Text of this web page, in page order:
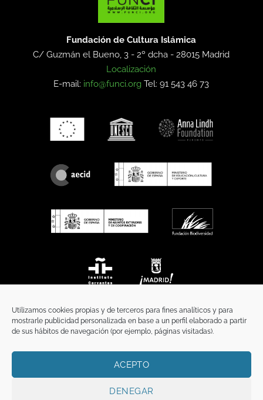
Utilizamos cookies propias y de terceros para fines analíticos y para
mostrarle publicidad personalizada en base a un perfil elaborado a partir
de sus hábitos de navegación (por ejemplo, páginas visitadas).
ACEPTO
DENEGAR
Fundación de Cultura Islámica
C/ Guzmán el Bueno, 3 - 2º dcha -28015 Madrid
Localización
E-mail: info@funci.org Tel: 91 543 46 73
TÉRMINOS Y CONDICIONES